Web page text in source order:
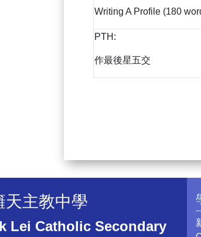
Writing A Profile (180
PTH:
作最後星五交
天主教中學
Lei Catholic Secondary